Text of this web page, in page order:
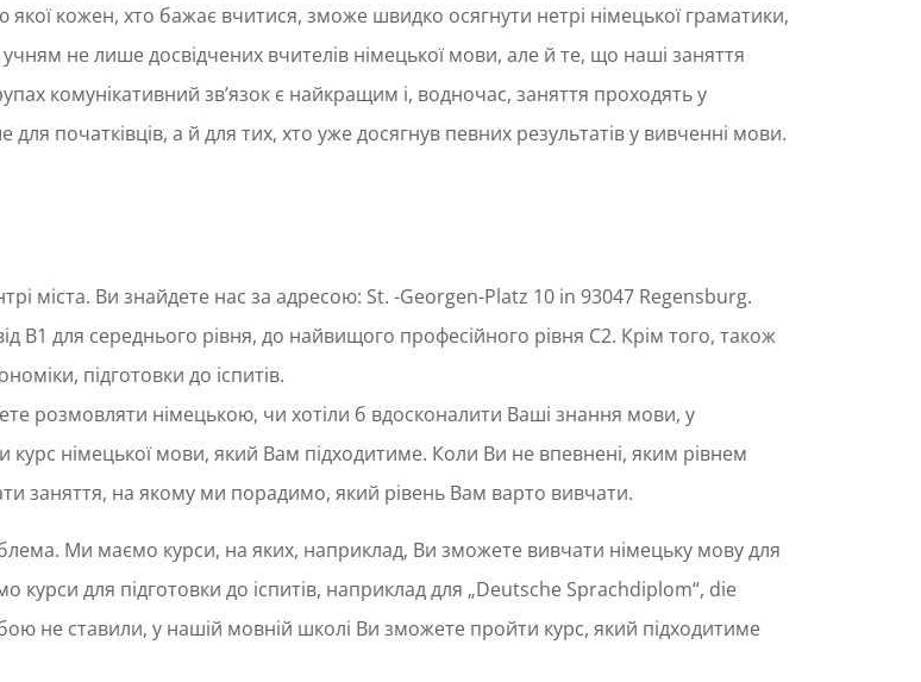
кожен, хто бажає вчитися, зможе швидко осягнути нетрі німецької граматики,
не лише досвідчених вчителів німецької мови, але й те, що наші заняття
комунікативний зв’язок є найкращим і, водночас, заняття проходять у
початківців, а й для тих, хто уже досягнув певних результатів у вивченні мови.
міста. Ви знайдете нас за адресою: St. -Georgen-Platz 10 in 93047 Regensburg.
B1 для середнього рівня, до найвищого професійного рівня C2. Крім того, також
підготовки до іспитів.
розмовляти німецькою, чи хотіли б вдосконалити Ваші знання мови, у
німецької мови, який Вам підходитиме. Коли Ви не впевнені, яким рівнем
заняття, на якому ми порадимо, який рівень Вам варто вивчати.
Ми маємо курси, на яких, наприклад, Ви зможете вивчати німецьку мову для
курси для підготовки до іспитів, наприклад для „Deutsche Sprachdiplom“, die
не ставили, у нашій мовній школі Ви зможете пройти курс, який підходитиме